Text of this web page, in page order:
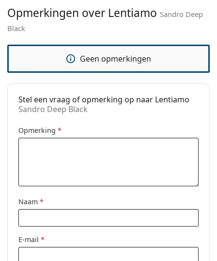
Breedte brug:
No
accessoires
Reinigingsdoekje: Ja
Categorie:
Brillen
Code:
Opmerkingen over Lentiamo Sandro Deep
Black
Geen opmerkingen
Stel een vraag of opmerking op naar Lentiamo
Sandro Deep Black
Opmerking *
Naam *
E-mail *